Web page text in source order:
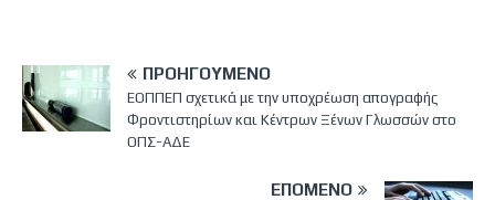
ΠΡΟΗΓΟΎΜΕΝΟ
ΕΟΠΠΕΠ σχετικά με την υποχρέωση απογραφής
Φροντιστηρίων και Κέντρων Ξένων Γλωσσών στο
ΟΠΣ-ΑΔΕ
ΕΠΌΜΕΝΟ